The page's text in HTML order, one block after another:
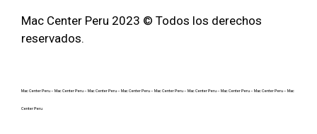
Mac Center Peru 2023 © Todos los derechos
reservados.
Mac Center Peru – Mac Center Peru – Mac Center Peru – Mac Center Peru – Mac Center Peru – Mac Center Peru – Mac Center Peru – Mac Center Peru – Mac
Center Peru